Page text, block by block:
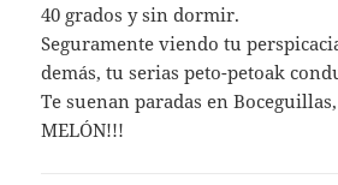
40 grados y sin dormir.
Seguramente viendo tu
demás, tu serias peto-petoak
Te suenan paradas en
MELÓN!!!